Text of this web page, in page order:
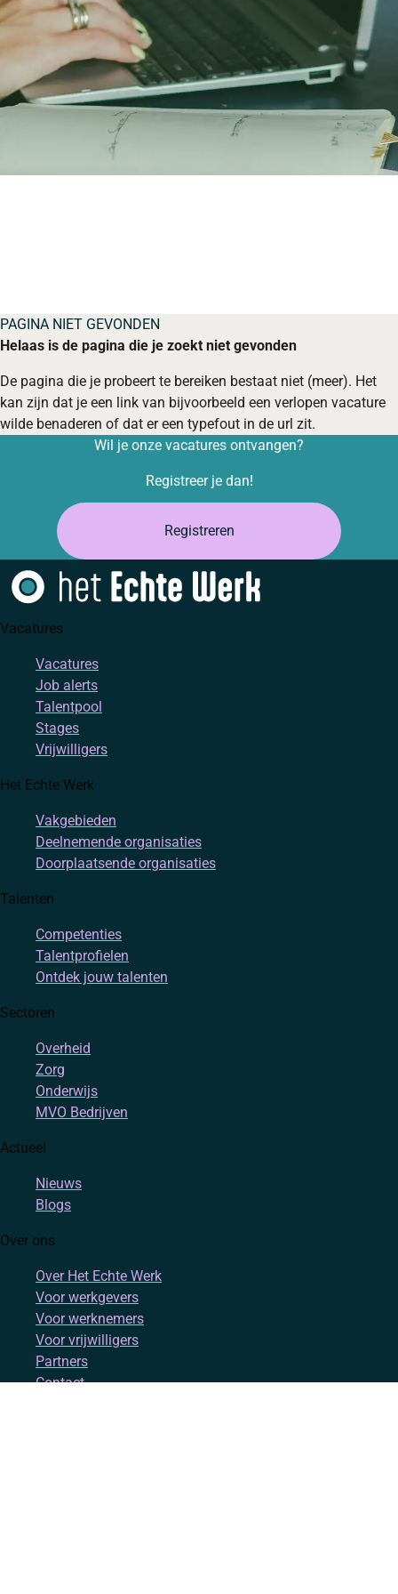
PAGINA NIET GEVONDEN
Helaas is de pagina die je zoekt niet gevonden
De pagina die je probeert te bereiken bestaat niet (meer). Het
kan zijn dat je een link van bijvoorbeeld een verlopen vacature
wilde benaderen of dat er een typefout in de url zit.
Wil je onze vacatures ontvangen?
Registreer je dan!
Registreren
Vacatures
Vacatures
Job alerts
Talentpool
Stages
Vrijwilligers
Het Echte Werk
Vakgebieden
Deelnemende organisaties
Doorplaatsende organisaties
Talenten
Competenties
Talentprofielen
Ontdek jouw talenten
Sectoren
Overheid
Zorg
Onderwijs
MVO Bedrijven
Actueel
Nieuws
Blogs
Over ons
Over Het Echte Werk
Voor werkgevers
Voor werknemers
Voor vrijwilligers
Partners
Contact